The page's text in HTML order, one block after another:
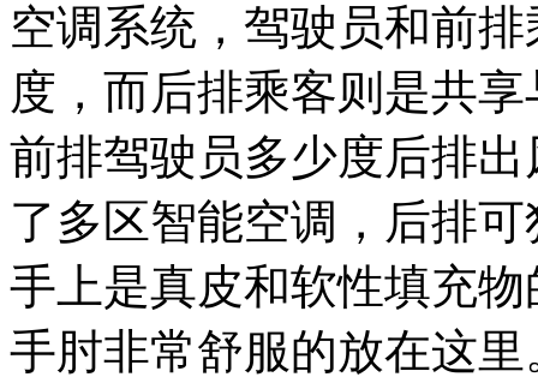
空调系统，驾驶员和前
度，而后排乘客则是共
前排驾驶员多少度后排
了多区智能空调，后排
手上是真皮和软性填充
手肘非常舒服的放在这